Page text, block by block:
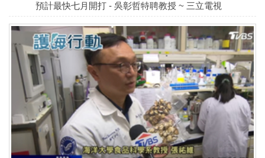
預計最快七月開打 - 吳彰哲特聘教授 ~ 三立電視